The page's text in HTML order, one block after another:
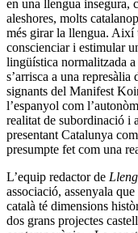
en una llengua insegura,
aleshores, molts
més girar la llengua. Així
conscienciar i estimular
lingüística normalitzada
s’arrisca a una
signants del Manifest
l’espanyol com
realitat de subordinació i
presentant Catalunya
presumpte fet com una
L’equip redactor de
associació, assenyala
català té dimensions
dos grans projectes